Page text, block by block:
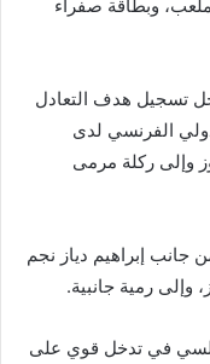
وبطاقة صفراء
أجل تسجيل هدف التعادل
الفرنسي لدى
وإلى ركلة مرمى
جانب إبراهيم دياز نجم
وإلى رمية جانبية.
في تدخل قوي على